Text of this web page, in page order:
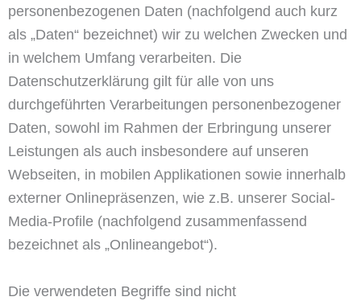
personenbezogenen Daten (nachfolgend auch kurz
als „Daten“ bezeichnet) wir zu welchen Zwecken und
in welchem Umfang verarbeiten. Die
Datenschutzerklärung gilt für alle von uns
durchgeführten Verarbeitungen personenbezogener
Daten, sowohl im Rahmen der Erbringung unserer
Leistungen als auch insbesondere auf unseren
Webseiten, in mobilen Applikationen sowie innerhalb
externer Onlinepräsenzen, wie z.B. unserer Social-
Media-Profile (nachfolgend zusammenfassend
bezeichnet als „Onlineangebot“).
Die verwendeten Begriffe sind nicht